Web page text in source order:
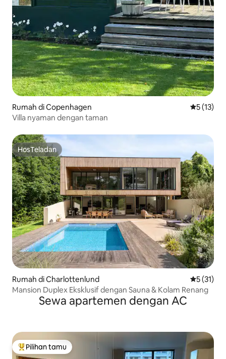
Rumah di Copenhagen Nilai rata-
5 (13)
Villa nyaman dengan taman
HosTeladan
HosTeladan
Rumah di Charlottenlund Nilai rata-
5 (31)
Mansion Duplex Eksklusif dengan Sauna & Kolam Renang
Sewa apartemen dengan AC
Pilihan tamu terpopuler
Pilihan tamu